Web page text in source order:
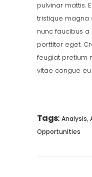
pulvinar mattis.
tristique magna
nunc faucibus
porttitor eget.
feugiat pretium
vitae congue
Tags: Analysis,
Opportunities